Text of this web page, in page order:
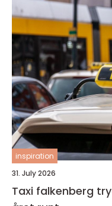
inspiration
31. July 2026
Taxi falkenberg trygg transport längs kusten